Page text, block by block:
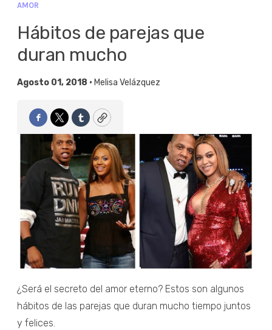
AMOR
Hábitos de parejas que
duran mucho
Agosto 01, 2018 • Melisa Velázquez
Facebook
TwitterTumblrCopy
¿Será el secreto del amor eterno? Estos son algunos
hábitos de las parejas que duran mucho tiempo juntos
y felices.